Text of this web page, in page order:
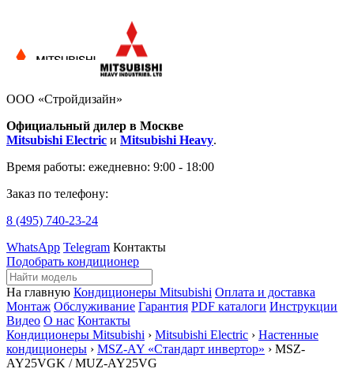
ООО «Стройдизайн»
Официальный дилер в Москве
Mitsubishi Electric и Mitsubishi Heavy.
Время работы: ежедневно: 9:00 - 18:00
Заказ по телефону:
8 (495) 740-23-24
WhatsApp Telegram Контакты
Подобрать кондиционер
На главную Кондиционеры Mitsubishi Оплата и доставка
Монтаж Обслуживание Гарантия PDF каталоги Инструкции
Видео О нас Контакты
Кондиционеры Mitsubishi › Mitsubishi Electric › Настенные
кондиционеры › MSZ-AY «Стандарт инвертор» › MSZ-
AY25VGK / MUZ-AY25VG